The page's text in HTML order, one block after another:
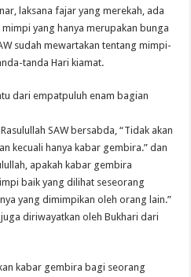
laksana fajar yang merekah, ada
yang hanya merupakan bunga
sudah mewartakan tentang mimpi-
tanda Hari kiamat.
dari empatpuluh enam bagian
SAW bersabda, “Tidak akan
kecuali hanya kabar gembira.” dan
apakah kabar gembira
baik yang dilihat seseorang
yang dimimpikan oleh orang lain.”
diriwayatkan oleh Bukhari dari
kabar gembira bagi seorang